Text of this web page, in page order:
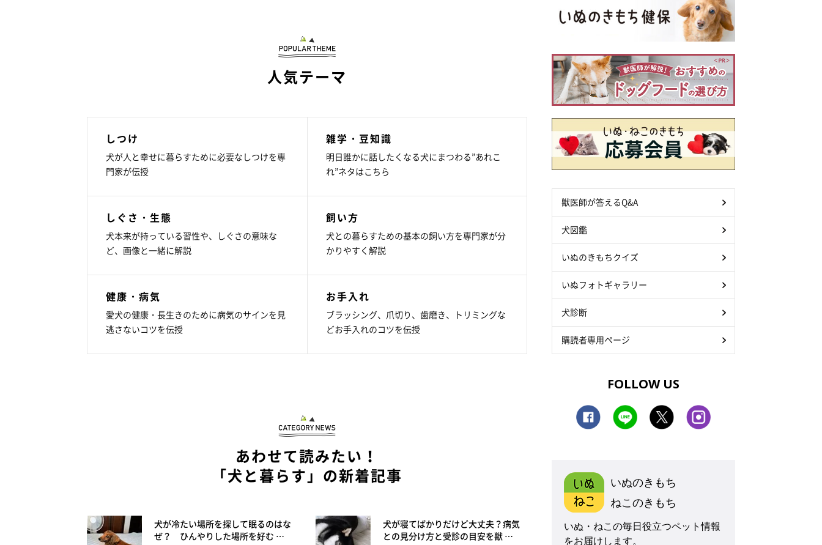
人気テーマ
しつけ
犬が人と幸せに暮らすために必要なしつけを専
門家が伝授
雑学・豆知識
明日誰かに話したくなる犬にまつわる”あれこ
れ”ネタはこちら
しぐさ・生態
犬本来が持っている習性や、しぐさの意味な
ど、画像と一緒に解説
飼い方
犬との暮らすための基本の飼い方を専門家が分
かりやすく解説
健康・病気
愛犬の健康・長生きのために病気のサインを見
逃さないコツを伝授
お手入れ
ブラッシング、爪切り、歯磨き、トリミングな
どお手入れのコツを伝授
あわせて読みたい！
「犬と暮らす」の新着記事
犬が冷たい場所を探して眠るのはな
ぜ？ ひんやりした場所を好む …
犬が寝てばかりだけど大丈夫？病気
との見分け方と受診の目安を獣 …
獣医師が答えるQ&A
犬図鑑
いぬのきもちクイズ
いぬフォトギャラリー
犬診断
購読者専用ページ
FOLLOW US
いぬのきもち
ねこのきもち
いぬ・ねこの毎日役立つペット情報
をお届けします。